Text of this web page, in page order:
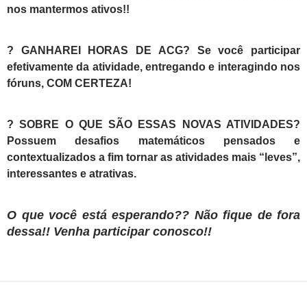
nos mantermos ativos!!
? GANHAREI HORAS DE ACG? Se você participar
efetivamente da atividade, entregando e interagindo nos
fóruns, COM CERTEZA!
?SOBRE O QUE SÃO ESSAS NOVAS ATIVIDADES?
Possuem desafios matemáticos pensados e
contextualizados a fim tornar as atividades mais “leves”,
interessantes e atrativas.
O que você está esperando?? Não fique de fora
dessa!! Venha participar conosco!!